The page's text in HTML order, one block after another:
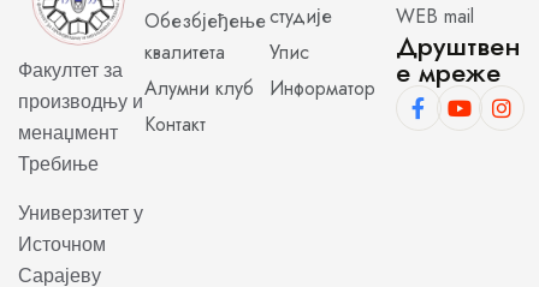
Факултет за
производњу и
менаџмент
Требиње
Универзитет у
Источном
Сарајеву
Обезбјеђење
квалитета
Алумни клуб
Контакт
студије
Упис
Информатор
WEB mail
Друштвен
е мреже